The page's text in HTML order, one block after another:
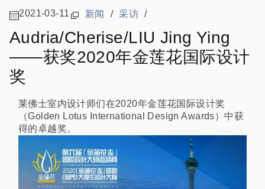
2021-03-11 新闻 / 采访 /
Audria/Cherise/LIU Jing Ying
——获奖2020年金莲花国际设计
奖
莱佛士室内设计师们在2020年金莲花国际设计奖
（Golden Lotus International Design Awards）中获
得的卓越奖。